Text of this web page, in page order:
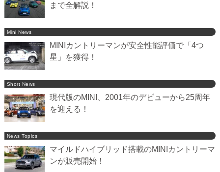
まで全解説！
Mini News
MINIカントリーマンが安全性能評価で「4つ
星」を獲得！
Short News
現代版のMINI、2001年のデビューから25周年
を迎える！
News Topics
マイルドハイブリッド搭載のMINIカントリーマ
ンが販売開始！